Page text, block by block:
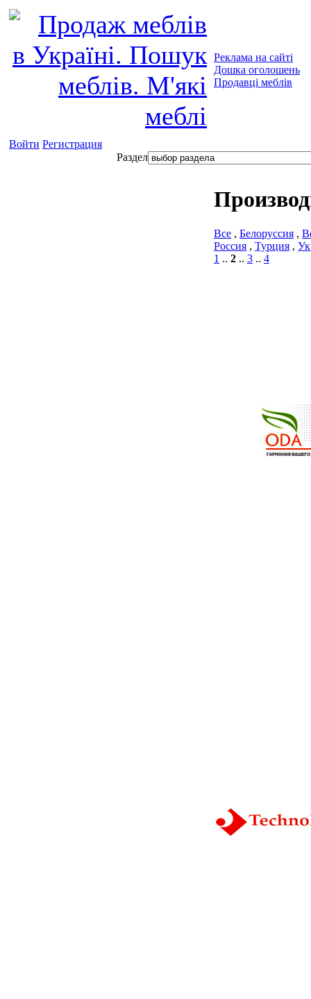
Реклама на сайті
Дошка оголошень
Продавці меблів
Войти Регистрация
Раздел
Все , Белоруссия ,
Россия , Турция ,
1 .. 2 .. 3 .. 4